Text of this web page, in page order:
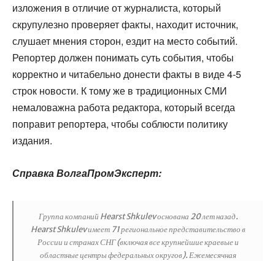
изложения в отличие от журналиста, который
скрупулезно проверяет факты, находит источник,
слушает мнения сторон, ездит на место событий.
Репортер должен понимать суть события, чтобы
корректно и читабельно донести факты в виде 4-5
строк новости. К тому же в традиционных СМИ
немаловажна работа редактора, который всегда
поправит репортера, чтобы соблюсти политику
издания.
Справка ВолгаПромЭксперт:
Группа компаний Hearst Shkulev основана 20 лет назад.
Hearst Shkulev имеет 71 региональное представительство в
России и странах СНГ (включая все крупнейшие краевые и
областные центры федеральных округов). Ежемесячная